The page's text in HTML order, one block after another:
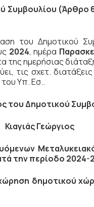
Συμβουλίου (Άρθρο
του Δημοτικού
2024, ημέρα
ημερήσιας
τις σχετ.
Υπ. Εσ..
του Δημοτικού
Κιαγιάς Γεώργιος
την περίοδο 2024-
δημοτικού